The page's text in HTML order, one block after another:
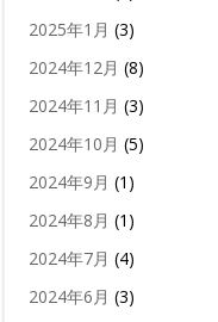
2025年1月 (3)
2024年12月 (8)
2024年11月 (3)
2024年10月 (5)
2024年9月 (1)
2024年8月 (1)
2024年7月 (4)
2024年6月 (3)